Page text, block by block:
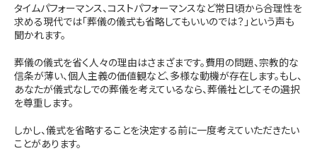
タイムパフォーマンス、コストパフォーマンスなど常日頃から合理性を
求める現代では「葬儀の儀式も省略してもいいのでは？」という声も
聞かれます。
葬儀の儀式を省く人々の理由はさまざまです。費用の問題、宗教的な
信条が薄い、個人主義の価値観など、多様な動機が存在します。もし、
あなたが儀式なしでの葬儀を考えているなら、葬儀社としてその選択
を尊重します。
しかし、儀式を省略することを決定する前に一度考えていただきたい
ことがあります。